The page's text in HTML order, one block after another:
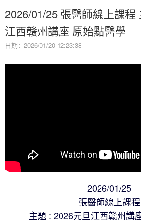
2026/01/25 張醫師線上課程
江西赣州講座 原始點醫學
日期：2026/01/20 12:23:38
2026/01/25
張醫師線上課程
主題 : 2026元旦江西赣州講